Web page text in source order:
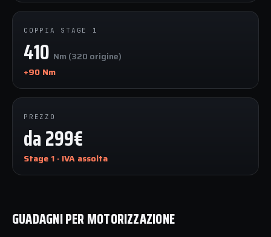
COPPIA STAGE 1
410 Nm (320 origine)
+90 Nm
PREZZO
da 299€
Stage 1 · IVA assolta
GUADAGNI PER MOTORIZZAZIONE